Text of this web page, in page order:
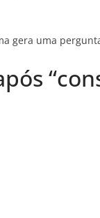
gera uma